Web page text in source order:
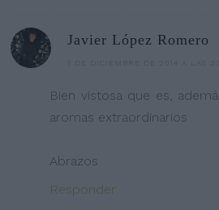
Javier López Romero
Bien vistosa que es,
aromas extraordinarios
Abrazos
Responder